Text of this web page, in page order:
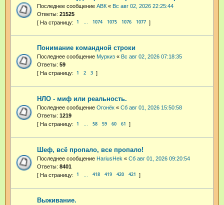
Последнее сообщение АВК « Вс авг 02, 2026 22:25:44
Ответы: 21525
1 1074 1075 1076 1077
Понимание командной строки
Последнее сообщение Муркиз « Вс авг 02, 2026 07:18:35
Ответы: 59
1 2 3
НЛО - миф или реальность.
Последнее сообщение Огонёк « Сб авг 01, 2026 15:50:58
Ответы: 1219
1 … 58 59 60 61
Шеф, всё пропало, все пропало!
Последнее сообщение HariusHek « Сб авг 01, 2026 09:20:54
Ответы: 8401
1 418 419 420 421
Выживание.